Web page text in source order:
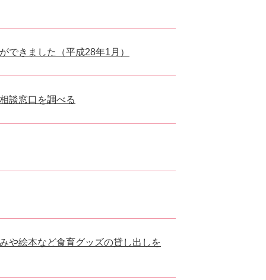
できました（平成28年1月）
談窓口を調べる
や絵本など食育グッズの貸し出しを